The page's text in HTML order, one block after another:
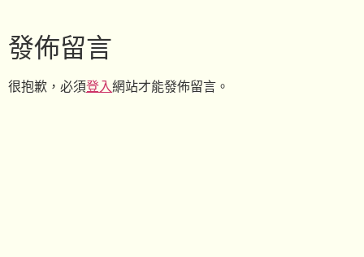
發佈留言
很抱歉，必須登入網站才能發佈留言。